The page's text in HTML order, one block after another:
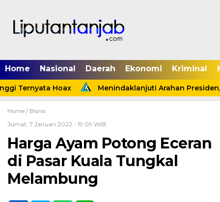
Home Nasional Daerah Ekonomi Kriminal
Ternyata Hoax Menindaklanjuti Arahan
Home / Bisnis
Jumat, 7 Januari 2022 - 19:09 WIB
Harga Ayam Potong Eceran
di Pasar Kuala Tungkal
Melambung